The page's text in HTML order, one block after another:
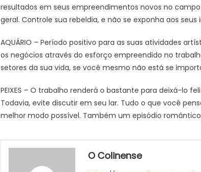
resultados em seus empreendimentos novos no
geral. Controle sua rebeldia, e não se exponha aos seus
AQUÁRIO – Período positivo para as suas atividades
os negócios através do esforço empreendido no
setores da sua vida, se você mesmo não está se
PEIXES – O trabalho renderá o bastante para deixá-lo
Todavia, evite discutir em seu lar. Tudo o que você
melhor modo possível. Também um episódio
O Colinense